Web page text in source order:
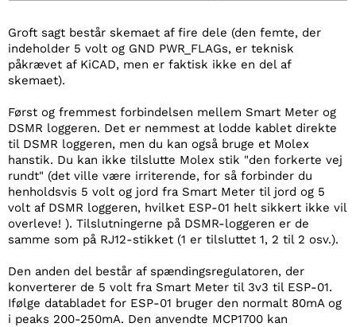
Groft sagt består skemaet af fire dele (den femte, der
indeholder 5 volt og GND PWR_FLAGs, er teknisk
påkrævet af KiCAD, men er faktisk ikke en del af
skemaet).
Først og fremmest forbindelsen mellem Smart Meter og
DSMR loggeren. Det er nemmest at lodde kablet direkte
til DSMR loggeren, men du kan også bruge et Molex
hanstik. Du kan ikke tilslutte Molex stik "den forkerte vej
rundt" (det ville være irriterende, for så forbinder du
henholdsvis 5 volt og jord fra Smart Meter til jord og 5
volt af DSMR loggeren, hvilket ESP-01 helt sikkert ikke vil
overleve! ). Tilslutningerne på DSMR-loggeren er de
samme som på RJ12-stikket (1 er tilsluttet 1, 2 til 2 osv.).
Den anden del består af spændingsregulatoren, der
konverterer de 5 volt fra Smart Meter til 3v3 til ESP-01.
Ifølge databladet for ESP-01 bruger den normalt 80mA og
i peaks 200-250mA. Den anvendte MCP1700 kan